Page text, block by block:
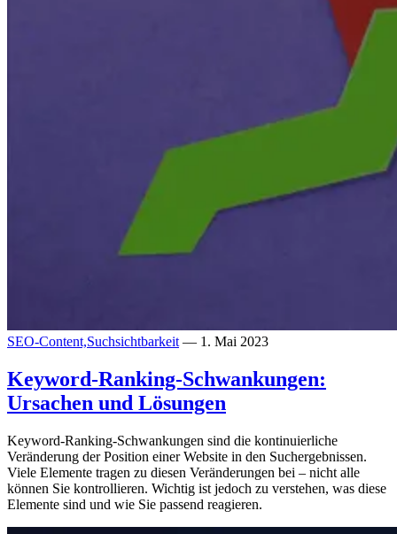
SEO-Content,Suchsichtbarkeit — 1. Mai 2023
Keyword-Ranking-Schwankungen:
Ursachen und Lösungen
Keyword-Ranking-Schwankungen sind die kontinuierliche
Veränderung der Position einer Website in den Suchergebnissen.
Viele Elemente tragen zu diesen Veränderungen bei – nicht alle
können Sie kontrollieren. Wichtig ist jedoch zu verstehen, was diese
Elemente sind und wie Sie passend reagieren.